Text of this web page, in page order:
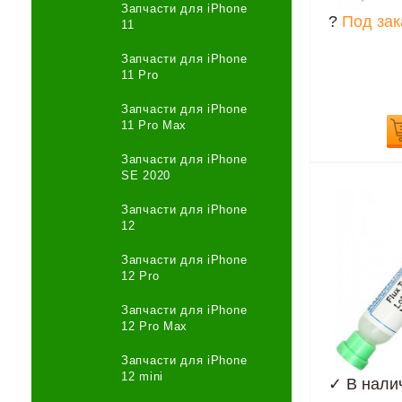
Запчасти для iPhone
11
Запчасти для iPhone
11 Pro
Запчасти для iPhone
11 Pro Max
Запчасти для iPhone
SE 2020
Запчасти для iPhone
12
Запчасти для iPhone
12 Pro
Запчасти для iPhone
12 Pro Max
Запчасти для iPhone
12 mini
? Под
✓ В